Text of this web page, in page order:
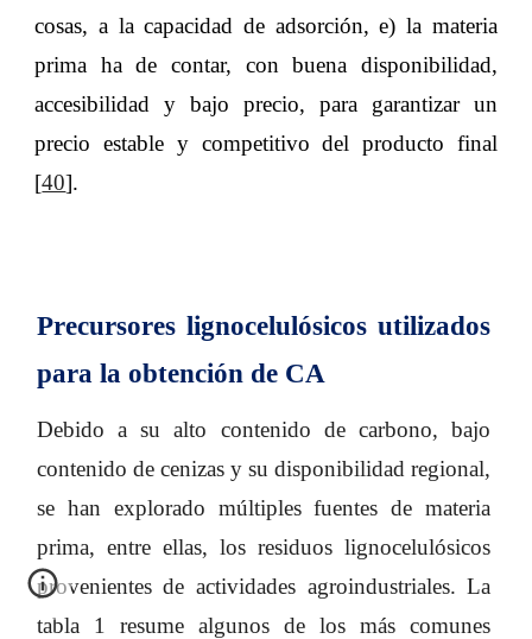
cosas, a la capacidad de adsorción, e) la materia
prima ha de contar, con buena disponibilidad,
accesibilidad y bajo precio, para garantizar un
precio estable y competitivo del producto final
[40].
Precursores lignocelulósicos utilizados
para la obtención de CA
Debido a su alto contenido de carbono, bajo
contenido de cenizas y su disponibilidad regional,
se han explorado múltiples fuentes de materia
prima, entre ellas, los residuos lignocelulósicos
provenientes de actividades agroindustriales. La
tabla 1 resume algunos de los más comunes